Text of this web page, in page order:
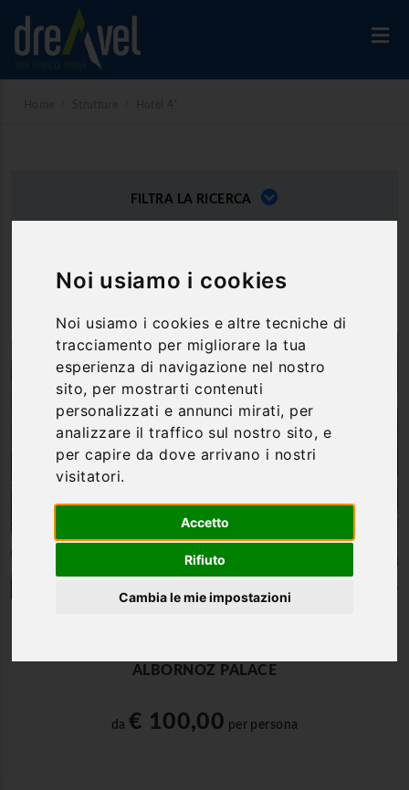
Noi usiamo i cookies
Noi usiamo i cookies e altre tecniche di
tracciamento per migliorare la tua
esperienza di navigazione nel nostro
sito, per mostrarti contenuti
personalizzati e annunci mirati, per
analizzare il traffico sul nostro sito, e
per capire da dove arrivano i nostri
visitatori.
Accetto
Rifiuto
Cambia le mie impostazioni
HOTEL 4*
HOTEL 4*
ALBORNOZ PALACE
da € 100,00 per persona
FILTRA LA RICERCA